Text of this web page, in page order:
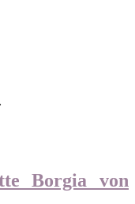
Borgia von